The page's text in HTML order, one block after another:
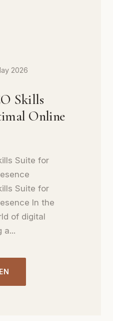
2026
Skills
Online
Suite for
Suite for
In the
of digital
a...